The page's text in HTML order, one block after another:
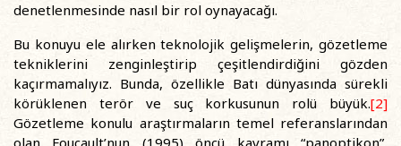
denetlenmesinde nasıl bir rol oynayacağı.
Bu konuyu ele alırken teknolojik gelişmelerin, gözetleme
tekniklerini zenginleştirip çeşitlendirdiğini gözden
kaçırmamalıyız. Bunda, özellikle Batı dünyasında sürekli
körüklenen terör ve suç korkusunun rolü büyük.[2]
Gözetleme konulu araştırmaların temel referanslarından
olan Foucault’nun (1995) öncü kavramı “panoptikon”,